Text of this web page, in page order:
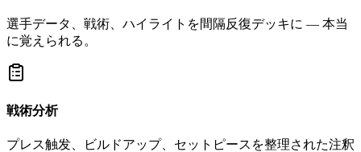
選手データ、戦術、ハイライトを間隔反復デッキに — 本当
に覚えられる。
戦術分析
プレス触发、ビルドアップ、セットピースを整理された注釈